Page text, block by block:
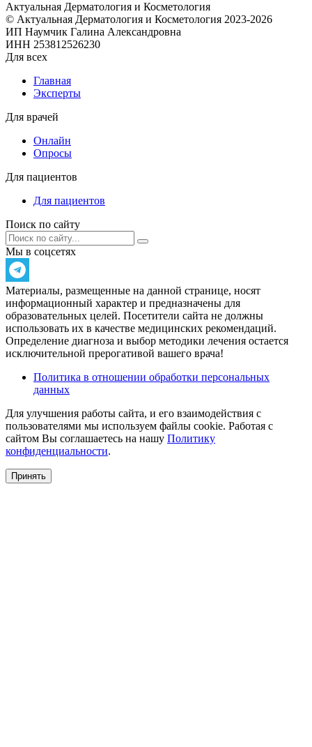
Актуальная Дерматология и Косметология
© Актуальная Дерматология и Косметология 2023-2026
ИП Наумчик Галина Александровна
ИНН 253812526230
Для всех
Главная
Эксперты
Для врачей
Онлайн
Опросы
Для пациентов
Для пациентов
Поиск по сайту
Мы в соцсетях
Материалы, размещенные на данной странице, носят
информационный характер и предназначены для
образовательных целей. Посетители сайта не должны
использовать их в качестве медицинских рекомендаций.
Определение диагноза и выбор методики лечения остается
исключительной прерогативой вашего врача!
Политика в отношении обработки персональных
данных
Для улучшения работы сайта, и его взаимодействия с
пользователями мы используем файлы cookie. Работая с
сайтом Вы соглашаетесь на нашу Политику
конфиденциальности.
Принять